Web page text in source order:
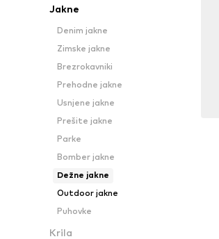
Jakne
Denim jakne
Zimske jakne
Brezrokavniki
Prehodne jakne
Usnjene jakne
Prešite jakne
Parke
Bomber jakne
Dežne jakne
Outdoor jakne
Puhovke
Krila